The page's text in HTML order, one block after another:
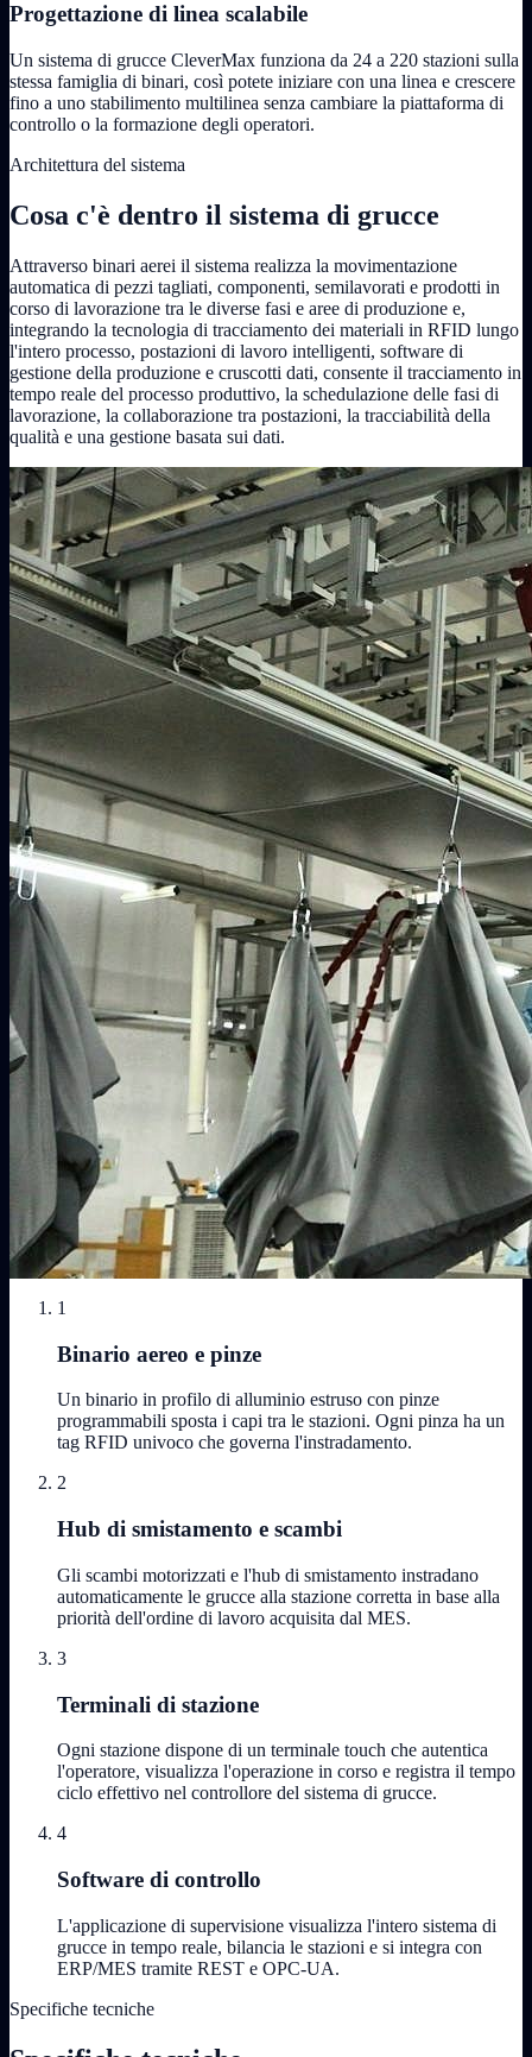
Progettazione di linea scalabile
Un sistema di grucce CleverMax funziona da 24 a 220 stazioni sulla
stessa famiglia di binari, così potete iniziare con una linea e crescere
fino a uno stabilimento multilinea senza cambiare la piattaforma di
controllo o la formazione degli operatori.
Architettura del sistema
Cosa c'è dentro il sistema di grucce
Attraverso binari aerei il sistema realizza la movimentazione
automatica di pezzi tagliati, componenti, semilavorati e prodotti in
corso di lavorazione tra le diverse fasi e aree di produzione e,
integrando la tecnologia di tracciamento dei materiali in RFID lungo
l'intero processo, postazioni di lavoro intelligenti, software di
gestione della produzione e cruscotti dati, consente il tracciamento in
tempo reale del processo produttivo, la schedulazione delle fasi di
lavorazione, la collaborazione tra postazioni, la tracciabilità della
qualità e una gestione basata sui dati.
1
Binario aereo e pinze
Un binario in profilo di alluminio estruso con pinze
programmabili sposta i capi tra le stazioni. Ogni pinza ha un
tag RFID univoco che governa l'instradamento.
2
Hub di smistamento e scambi
Gli scambi motorizzati e l'hub di smistamento instradano
automaticamente le grucce alla stazione corretta in base alla
priorità dell'ordine di lavoro acquisita dal MES.
3
Terminali di stazione
Ogni stazione dispone di un terminale touch che autentica
l'operatore, visualizza l'operazione in corso e registra il tempo
ciclo effettivo nel controllore del sistema di grucce.
4
Software di controllo
L'applicazione di supervisione visualizza l'intero sistema di
grucce in tempo reale, bilancia le stazioni e si integra con
ERP/MES tramite REST e OPC-UA.
Specifiche tecniche